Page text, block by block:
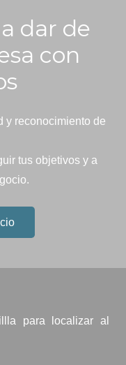
dar de
con
y reconocimiento de
tus objetivos y a
para localizar al